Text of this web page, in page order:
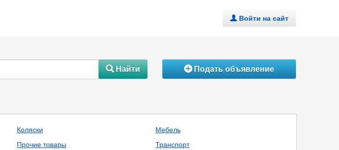
. Войти на сайт
#Найти ÁПодать объявление
Коляски
Прочие товары
Мебель
Транспорт